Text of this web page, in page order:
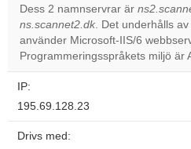
Dess 2 namnservrar är
ns.scannet2.dk. Det underhålls
använder Microsoft-IIS/6
Programmeringsspråkets miljö är
IP:
195.69.128.23
Drivs med: